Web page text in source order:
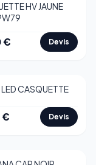
HV JAUNE
€ Devis
LED CASQUETTE
€ Devis